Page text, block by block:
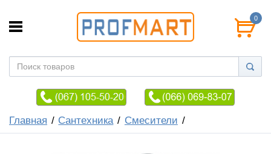
0
Главная Сантехника Смесители